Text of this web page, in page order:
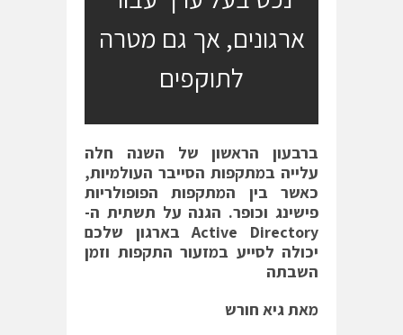
ארגונים, אך גם מטרה
לתוקפים
ברבעון הראשון של השנה חלה
עלייה במתקפות הסייבר העולמיות,
כאשר בין המתקפות הפופולריות
פישינג וכופר. הגנה על תשתית ה-
Active Directory
בארגון שלכם
יכולה לסייע במזעור התקפות וזמן
השבתה
מאת גיא חורש